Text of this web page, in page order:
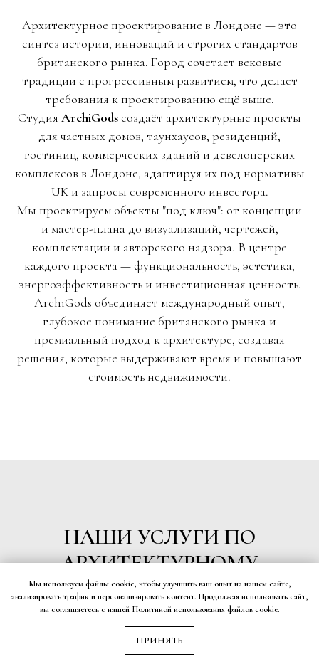
Архитектурное проектирование в Лондоне — это
синтез истории, инноваций и строгих стандартов
британского рынка. Город сочетает вековые
традиции с прогрессивным развитием, что делает
требования к проектированию ещё выше.
Студия ArchiGods создаёт архитектурные проекты
для частных домов, таунхаусов, резиденций,
гостиниц, коммерческих зданий и девелоперских
комплексов в Лондоне, адаптируя их под нормативы
UK и запросы современного инвестора.
Мы проектируем объекты "под ключ": от концепции
и мастер-плана до визуализаций, чертежей,
комплектации и авторского надзора. В центре
каждого проекта — функциональность, эстетика,
энергоэффективность и инвестиционная ценность.
ArchiGods объединяет международный опыт,
глубокое понимание британского рынка и
премиальный подход к архитектуре, создавая
решения, которые выдерживают время и повышают
стоимость недвижимости.
НАШИ УСЛУГИ ПО
АРХИТЕКТУРНОМУ
ПРОЕКТИРОВАНИЮ
Мы используем файлы cookie, чтобы улучшить ваш опыт на нашем сайте,
анализировать трафик и персонализировать контент. Продолжая использовать сайт,
вы соглашаетесь с нашей Политикой использования файлов cookie.
ПРИНЯТЬ